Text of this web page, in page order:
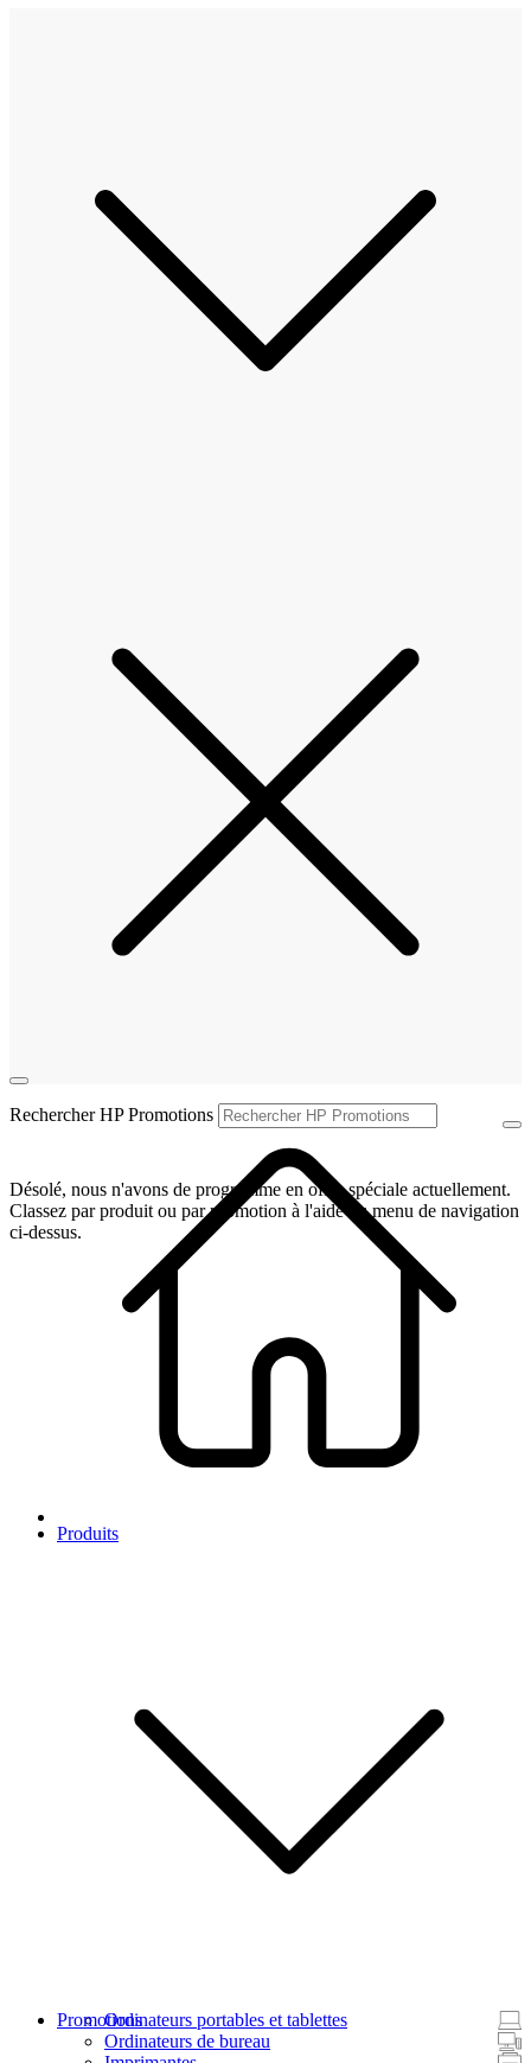
Produits
Ordinateurs portables et tablettes
Ordinateurs de bureau
Promotions
Rechercher HP Promotions
Désolé, nous n'avons de programme en offre spéciale actuellement.
Classez par produit ou par promotion à l'aide du menu de navigation
ci-dessus.